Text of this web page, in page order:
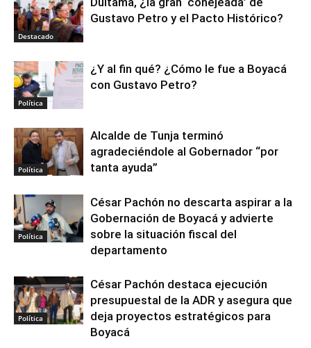
Destacado
Gustavo Petro y el Pacto Histórico?
Política
¿Y al fin qué? ¿Cómo le fue a Boyacá
con Gustavo Petro?
Política
Alcalde de Tunja terminó
agradeciéndole al Gobernador “por
tanta ayuda”
Política
César Pachón no descarta aspirar a la
Gobernación de Boyacá y advierte
sobre la situación fiscal del
departamento
Política
César Pachón destaca ejecución
presupuestal de la ADR y asegura que
deja proyectos estratégicos para
Boyacá